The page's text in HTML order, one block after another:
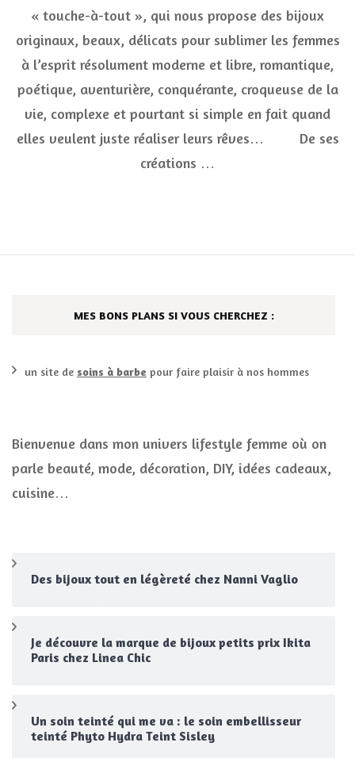
de
et
« touche-à-tout », qui nous propose des bijoux
originaux, beaux, délicats pour sublimer les femmes
à l’esprit résolument moderne et libre, romantique,
poétique, aventurière, conquérante, croqueuse de la
vie, complexe et pourtant si simple en fait quand
elles veulent juste réaliser leurs rêves… De ses
créations …
MES BONS PLANS SI VOUS CHERCHEZ :
un site de soins à barbe pour faire plaisir à nos hommes
Bienvenue dans mon univers lifestyle femme où on
parle beauté, mode, décoration, DIY, idées cadeaux,
cuisine…
Des bijoux tout en légèreté chez Nanni Vaglio
Je découvre la marque de bijoux petits prix Ikita
Paris chez Linea Chic
Un soin teinté qui me va : le soin embellisseur
teinté Phyto Hydra Teint Sisley